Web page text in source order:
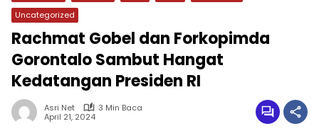
Uncategorized
Rachmat Gobel dan Forkopimda
Gorontalo Sambut Hangat
Kedatangan Presiden RI
Asri Net
3 Min Baca
April 21, 2024